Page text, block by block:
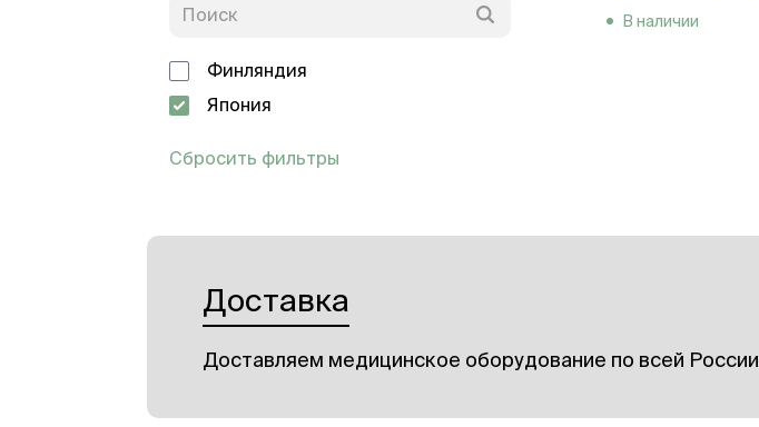
Финляндия
Япония
Сбросить фильтры
В наличии
Доставка
Доставляем медицинское оборудование по всей России